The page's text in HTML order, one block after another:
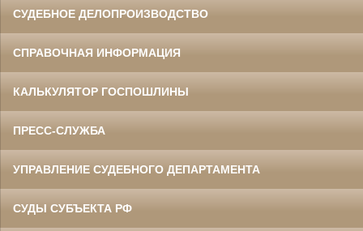
СУДЕБНОЕ ДЕЛОПРОИЗВОДСТВО
СПРАВОЧНАЯ ИНФОРМАЦИЯ
КАЛЬКУЛЯТОР ГОСПОШЛИНЫ
ПРЕСС-СЛУЖБА
УПРАВЛЕНИЕ СУДЕБНОГО ДЕПАРТАМЕНТА
СУДЫ СУБЪЕКТА РФ